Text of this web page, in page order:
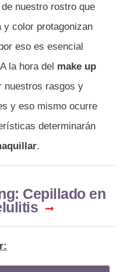
nuestro rostro que
y color protagonizan
eso es esencial
la hora del make up
nuestros rasgos y
y eso mismo ocurre
determinarán
.
Cepillado en